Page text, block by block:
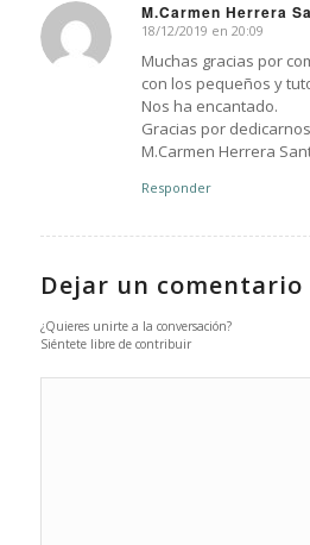
M.Carmen Herrera
Dice:
18/12/2019 en 20:09
Muchas gracias por
con los pequeños y
Nos ha encantado.
Gracias por
M.Carmen Herrera
Responder
Dejar un comentario
¿Quieres unirte a la conversación?
Siéntete libre de contribuir